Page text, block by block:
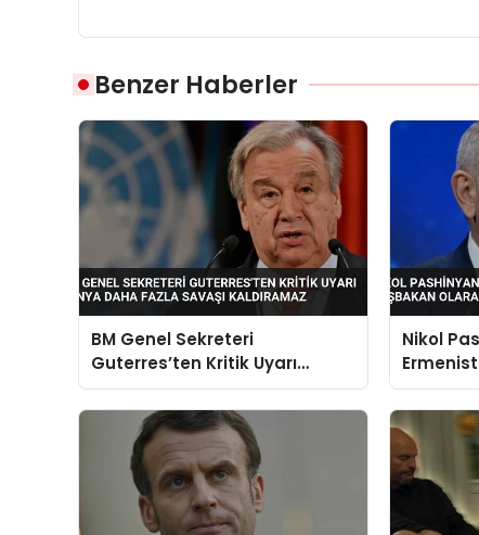
Benzer Haberler
BM Genel Sekreteri
Guterres’ten Kritik Uyarı
Dünya Daha Fazla Savaşı
Kaldıramaz
Nikol